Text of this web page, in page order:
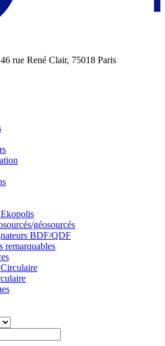
rue René Clair, 75018 Paris
Ekopolis
géosourcés
BDF/QDF
remarquables